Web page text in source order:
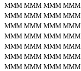
MMM MMM MMM MMM
MMM MMM MMM MMM
MMM MMM MMM MMM
MMM MMM MMM MMM
MMM MMM MMM MMM
MMM MMM MMM MMM
MMM MMM MMM MMM